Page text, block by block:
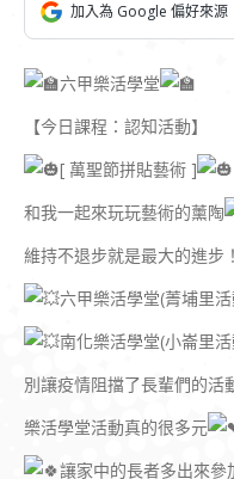
加入為 Google 偏好來源
六甲樂活學堂
【今日課程：認知活動】
[ 萬聖節拼貼藝術 ]
和我一起來玩玩藝術的薰陶
維持不退步就是最大的進步！
六甲樂活學堂(菁埔里
南化樂活學堂(小崙里
別讓疫情阻擋了長輩們的活
樂活學堂活動真的很多元
讓家中的長者多出來參